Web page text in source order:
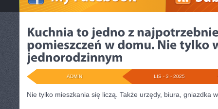
LIS - 3 - 2025
ADMIN
Nie tylko mieszkania się liczą. Także urzędy, biura, gniazdka